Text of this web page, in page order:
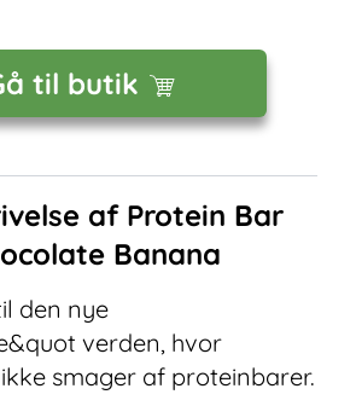
til butik
af Protein Bar
Banana
den nye
verden, hvor
smager af proteinbarer.